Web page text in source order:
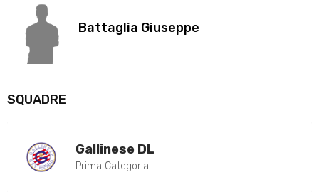
Battaglia Giuseppe
SQUADRE
Gallinese DL
Prima Categoria